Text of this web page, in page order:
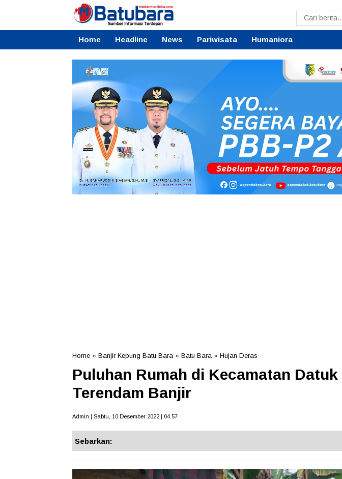
Home Headline News Pariwisata Humaniora
Home » Banjir Kepung Batu Bara » Batu Bara » Hujan Deras
Puluhan Rumah di Kecamatan
Terendam Banjir
Admin | Sabtu, 10 Desember 2022 | 04.57
Sebarkan: